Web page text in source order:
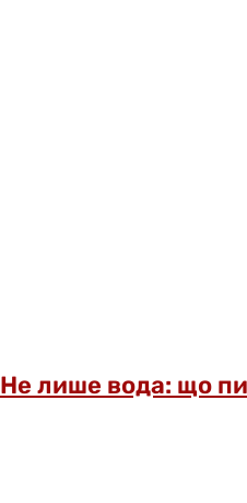
Не лише вода: що